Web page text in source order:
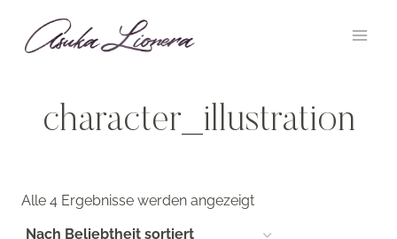
Inhalt
springen
character_illustration
Alle 4 Ergebnisse werden angezeigtNach